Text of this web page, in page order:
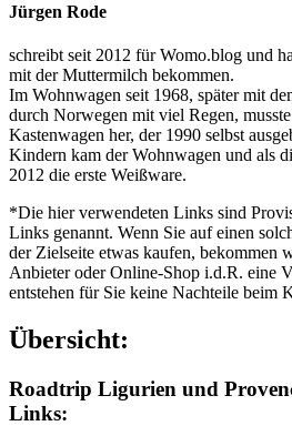
Jürgen Rode
schreibt seit 2012 für Womo.blog und
mit der Muttermilch bekommen.
Im Wohnwagen seit 1968, später mit
durch Norwegen mit viel Regen,
Kastenwagen her, der 1990 selbst
Kindern kam der Wohnwagen und als
2012 die erste Weißware.
*Die hier verwendeten Links sind
Links genannt. Wenn Sie auf einen
der Zielseite etwas kaufen, bekommen
Anbieter oder Online-Shop i.d.R. eine
entstehen für Sie keine Nachteile beim
Übersicht:
Roadtrip Ligurien und
Links: